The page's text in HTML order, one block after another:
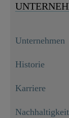
Unternehmen
Historie
Karriere
Nachhaltigkeit